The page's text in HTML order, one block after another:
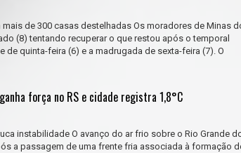
de 300 casas destelhadas Os moradores de Minas
(8) tentando recuperar o que restou após o temporal
quinta-feira (6) e a madrugada de sexta-feira (7). O
força no RS e cidade registra 1,8°C
instabilidade O avanço do ar frio sobre o Rio Grande
a passagem de uma frente fria associada à formação